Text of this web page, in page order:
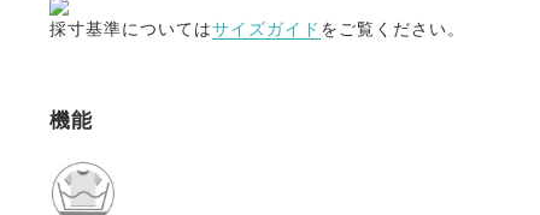
採寸基準についてはサイズガイド をご覧ください。
機能